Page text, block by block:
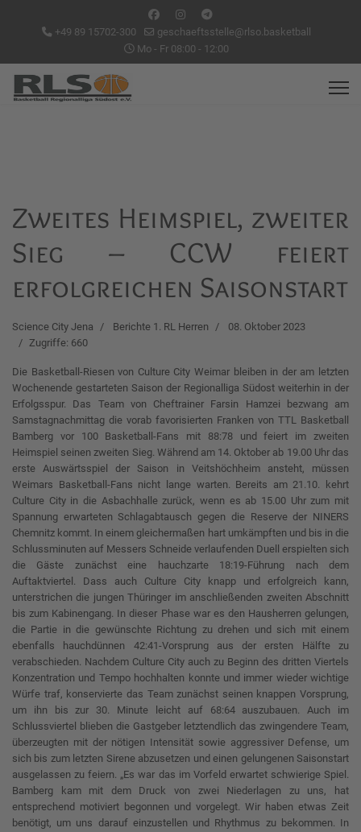
+49 89 15702-300
geschaeftsstelle@rlso.basketball
Mo - Fr 08:00 - 12:00
Zweites Heimspiel, zweiter
Sieg – CCW feiert
erfolgreichen Saisonstart
Science City Jena Berichte 1. RL Herren
08. Oktober 2023
Zugriffe: 660
Die Basketball-Riesen von Culture City Weimar bleiben in der am letzten
Wochenende gestarteten Saison der Regionalliga Südost weiterhin in der
Erfolgsspur. Das Team von Cheftrainer Farsin Hamzei bezwang am
Samstagnachmittag die vorab favorisierten Franken von TTL Basketball
Bamberg vor 100 Basketball-Fans mit 88:78 und feiert im zweiten
Heimspiel seinen zweiten Sieg. Während am 14. Oktober ab 19.00 Uhr das
erste Auswärtsspiel der Saison in Veitshöchheim ansteht, müssen
Weimars Basketball-Fans nicht lange warten. Bereits am 21.10. kehrt
Culture City in die Asbachhalle zurück, wenn es ab 15.00 Uhr zum mit
Spannung erwarteten Schlagabtausch gegen die Reserve der NINERS
Chemnitz kommt. In einem gleichermaßen hart umkämpften und bis in die
Schlussminuten auf Messers Schneide verlaufenden Duell erspielten sich
die Gäste zunächst eine hauchzarte 18:19-Führung nach dem
Auftaktviertel. Dass auch Culture City knapp und erfolgreich kann,
unterstrichen die jungen Thüringer im anschließenden zweiten Abschnitt
bis zum Kabinengang. In dieser Phase war es den Hausherren gelungen,
die Partie in die gewünschte Richtung zu drehen und sich mit einem
ebenfalls hauchdünnen 42:41-Vorsprung aus der ersten Hälfte zu
verabschieden. Nachdem Culture City auch zu Beginn des dritten Viertels
Konzentration und Tempo hochhalten konnte und immer wieder wichtige
Würfe traf, konservierte das Team zunächst seinen knappen Vorsprung,
um ihn bis zur 30. Minute leicht auf 68:64 auszubauen. Auch im
Schlussviertel blieben die Gastgeber letztendlich das zwingendere Team,
überzeugten mit der nötigen Intensität sowie aggressiver Defense, um
sich bis zum letzten Sirene abzusetzen und einen gelungenen Saisonstart
ausgelassen zu feiern. „Es war das im Vorfeld erwartet schwierige Spiel.
Bamberg kam mit dem Druck von zwei Niederlagen zu uns, hat
entsprechend motiviert begonnen und vorgelegt. Wir haben etwas Zeit
benötigt, um uns darauf einzustellen und Rhythmus zu bekommen. In